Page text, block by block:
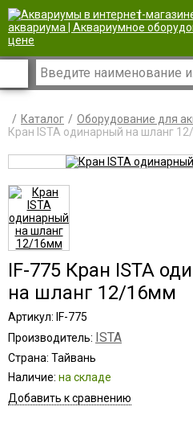
|
Каталог Оборудование для
Кран ISTA одинарный на шланг
IF-775 Кран ISTA
на шланг 12/16мм
Артикул: IF-775
Производитель: ISTA
Страна: Тайвань
Наличие: на складе
Добавить к сравнению